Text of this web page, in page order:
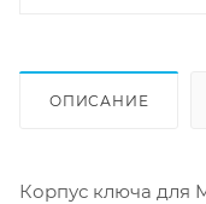
ОПИСАНИЕ
Корпус ключа для